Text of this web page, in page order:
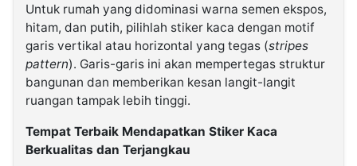
Untuk rumah yang didominasi warna semen ekspos,
hitam, dan putih, pilihlah stiker kaca dengan motif
garis vertikal atau horizontal yang tegas (stripes
pattern). Garis-garis ini akan mempertegas struktur
bangunan dan memberikan kesan langit-langit
ruangan tampak lebih tinggi.
Tempat Terbaik Mendapatkan Stiker Kaca
Berkualitas dan Terjangkau